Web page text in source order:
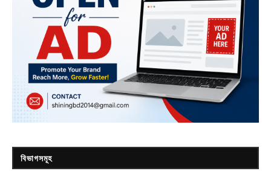
বিভাগসমূহ